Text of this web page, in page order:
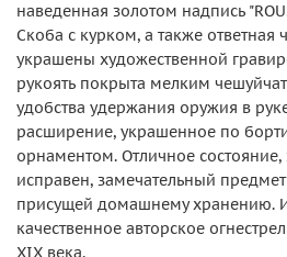
наведенная золотом надпись
Скоба с курком, а также ответная
украшены художественной
рукоять покрыта мелким
удобства удержания оружия в
расширение, украшенное по
орнаментом. Отличное
исправен, замечательный
присущей домашнему хранению.
качественное авторское
XIX века.